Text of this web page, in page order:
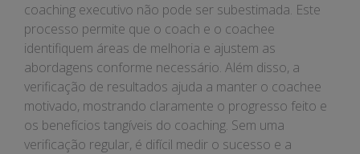
coaching executivo não pode ser subestimada. Este
processo permite que o coach e o coachee
identifiquem áreas de melhoria e ajustem as
abordagens conforme necessário. Além disso, a
verificação de resultados ajuda a manter o coachee
motivado, mostrando claramente o progresso feito e
os benefícios tangíveis do coaching. Sem uma
verificação regular, é difícil medir o sucesso e a